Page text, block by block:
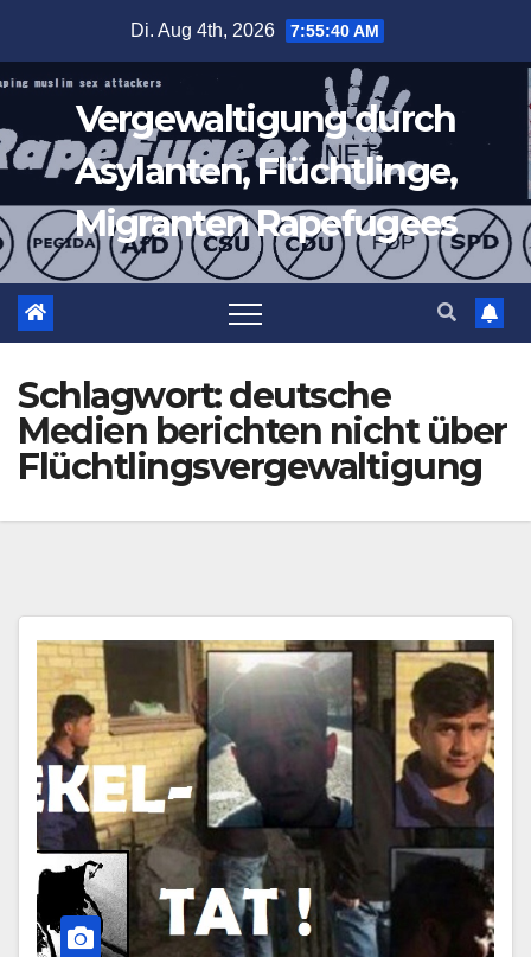
springen
Di. Aug 4th, 2026 7:55:41 AM
Vergewaltigung durch
Asylanten, Flüchtlinge,
Migranten Rapefugees
Schlagwort:deutsche
Medien berichten nicht über
Flüchtlingsvergewaltigung